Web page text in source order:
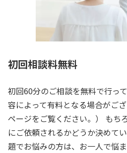
初回相談料無料
初回60分のご相談を無料で行っ
容によって有料となる場合がご
ページをご覧ください。） もち
にご依頼されるかどうか決めて
題でお悩みの方は、お一人で悩